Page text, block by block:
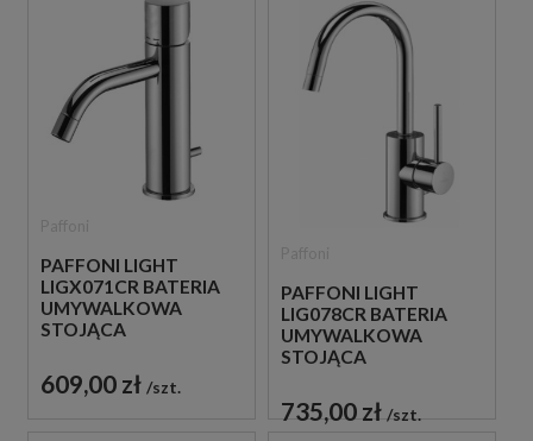
PAFFONI LIGHT
LIGX071CR BATERIA
UMYWALKOWA
STOJĄCA
CHROM
609,00 zł szt.
PAFFONI LIGHT
LIG078CR BATERIA
UMYWALKOWA
STOJĄCA
CHROM
735,00 zł szt.